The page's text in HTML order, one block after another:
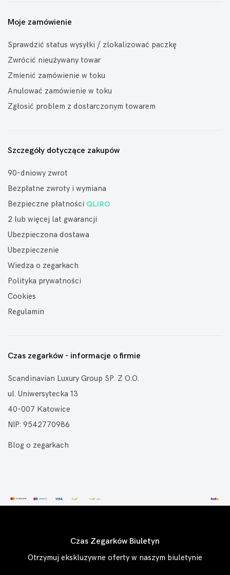
Moje zamówienie
Sprawdzić status wysyłki / zlokalizować paczkę
Zwrócić nieużywany towar
Zmienić zamówienie w toku
Anulować zamówienie w toku
Zgłosić problem z dostarczonym towarem
Szczegóły dotyczące zakupów
90-dniowy zwrot
Bezpłatne zwroty i wymiana
Bezpieczne płatności
2 lub więcej lat gwarancji
Ubezpieczona dostawa
Ubezpieczenie
Wiedza o zegarkach
Polityka prywatności
Cookies
Regulamin
Czas zegarków - informacje o firmie
Scandinavian Luxury Group SP. Z O.O.
ul. Uniwersytecka 13
40-007 Katowice
NIP: 9542770986
Blog o zegarkach
Czas Zegarków Biuletyn
Otrzymuj ekskluzywne oferty w naszym biuletynie